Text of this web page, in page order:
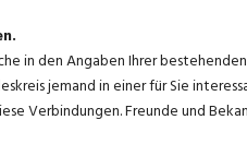
in den Angaben Ihrer
jemand in einer für Sie
Verbindungen. Freunde und